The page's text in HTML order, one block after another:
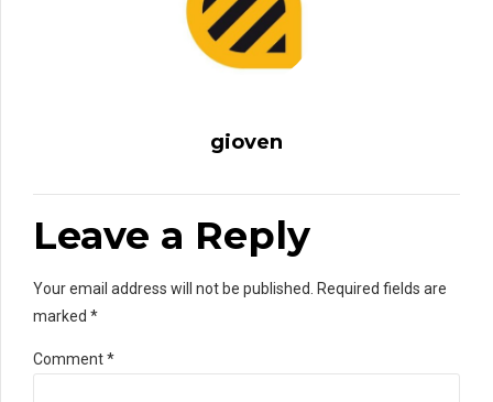
gioven
Leave a Reply
Your email address will not be published. Required fields are
marked *
Comment*